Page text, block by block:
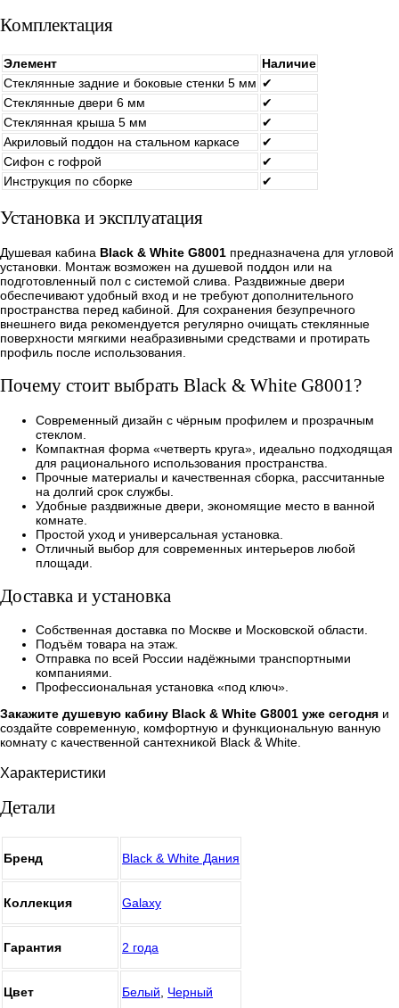
Комплектация
Элемент
Наличие
Стеклянные задние и боковые стенки 5 мм ✔
Стеклянные двери 6 мм
✔
Стеклянная крыша 5 мм
✔
Акриловый поддон на стальном каркасе
✔
Сифон с гофрой
✔
Инструкция по сборке
✔
Установка и эксплуатация
Душевая кабина Black & White G8001 предназначена для угловой
установки. Монтаж возможен на душевой поддон или на
подготовленный пол с системой слива. Раздвижные двери
обеспечивают удобный вход и не требуют дополнительного
пространства перед кабиной. Для сохранения безупречного
внешнего вида рекомендуется регулярно очищать стеклянные
поверхности мягкими неабразивными средствами и протирать
профиль после использования.
Почему стоит выбрать Black & White G8001?
Современный дизайн с чёрным профилем и прозрачным
стеклом.
Компактная форма «четверть круга», идеально подходящая
для рационального использования пространства.
Прочные материалы и качественная сборка, рассчитанные
на долгий срок службы.
Удобные раздвижные двери, экономящие место в ванной
комнате.
Простой уход и универсальная установка.
Отличный выбор для современных интерьеров любой
площади.
Доставка и установка
Собственная доставка по Москве и Московской области.
Подъём товара на этаж.
Отправка по всей России надёжными транспортными
компаниями.
Профессиональная установка «под ключ».
Закажите душевую кабину Black & White G8001 уже сегодня и
создайте современную, комфортную и функциональную ванную
комнату с качественной сантехникой Black & White.
Характеристики
Детали
Бренд Black & White Дания
Коллекция Galaxy
Гарантия 2 года
Цвет Белый Черный